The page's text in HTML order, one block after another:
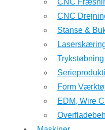
CNC
CNC
Stanse &
Trykstøbning
Form
EDM, Wire